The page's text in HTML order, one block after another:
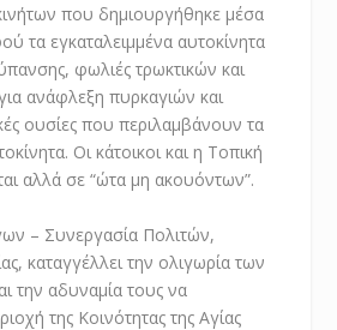
που δημιουργήθηκε μέσα
τα εγκαταλειμμένα αυτοκίνητα
φωλιές τρωκτικών και
ανάφλεξη πυρκαγιών και
ουσίες που περιλαμβάνουν τα
Οι κάτοικοι και η Τοπική
αλλά σε “ώτα μη ακουόντων”.
– Συνεργασία Πολιτών,
καταγγέλλει την ολιγωρία των
την αδυναμία τους να
της Κοινότητας της Αγίας